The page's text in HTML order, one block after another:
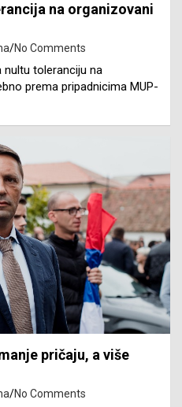
na organizovani
No Comments
nultu toleranciju na
prema pripadnicima MUP-
pričaju, a više
No Comments